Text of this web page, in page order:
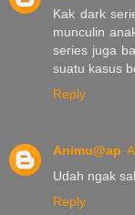
Kak dark
munculin
series juga
suatu kasus
Reply
Animu@ap
Udah ngak
Reply